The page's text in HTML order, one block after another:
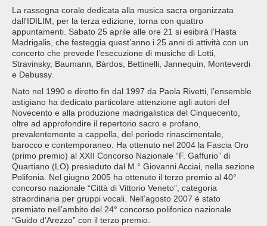
CONTATTI
PRESS
La rassegna corale dedicata alla musica sacra organizzata
dall'IDILIM, per la terza edizione, torna con quattro
appuntamenti. Sabato 25 aprile alle ore 21 si esibirà l’Hasta
Madrigalis, che festeggia quest’anno i 25 anni di attività con un
concerto che prevede l’esecuzione di musiche di Lotti,
Stravinsky, Baumann, Bàrdos, Bettinelli, Jannequin, Monteverdi
e Debussy.
Nato nel 1990 e diretto fin dal 1997 da Paola Rivetti, l’ensemble
astigiano ha dedicato particolare attenzione agli autori del
Novecento e alla produzione madrigalistica del Cinquecento,
oltre ad approfondire il repertorio sacro e profano,
prevalentemente a cappella, del periodo rinascimentale,
barocco e contemporaneo. Ha ottenuto nel 2004 la Fascia Oro
(primo premio) al XXII Concorso Nazionale “F. Gaffurio” di
Quartiano (LO) presieduto dal M.° Giovanni Acciai, nella sezione
Polifonia. Nel giugno 2005 ha ottenuto il terzo premio al 40°
concorso nazionale “Città di Vittorio Veneto”, categoria
straordinaria per gruppi vocali. Nell’agosto 2007 è stato
premiato nell’ambito del 24° concorso polifonico nazionale
“Guido d’Arezzo” con il terzo premio.